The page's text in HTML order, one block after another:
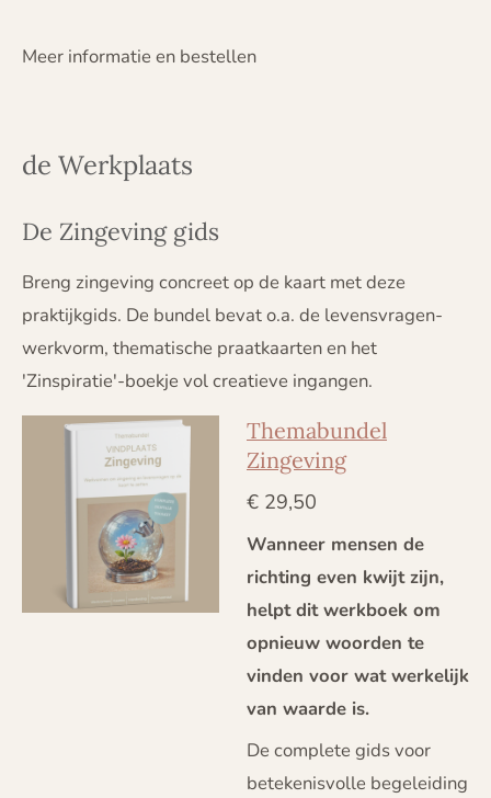
Meer informatie en bestellen
de Werkplaats
De Zingeving gids
Breng zingeving concreet op de kaart met deze
praktijkgids. De bundel bevat o.a. de levensvragen-
werkvorm, thematische praatkaarten en het
'Zinspiratie'-boekje vol creatieve ingangen.
Themabundel
Zingeving
€ 29,50
Wanneer mensen de
richting even kwijt zijn,
helpt dit werkboek om
opnieuw woorden te
vinden voor wat werkelijk
van waarde is.
De complete gids voor
betekenisvolle begeleiding